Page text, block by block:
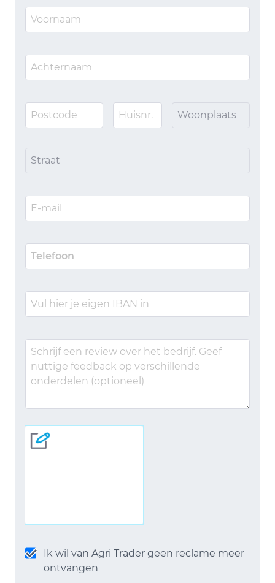
Woonplaats
Straat
Ik wil van Agri Trader geen reclame meer
ontvangen